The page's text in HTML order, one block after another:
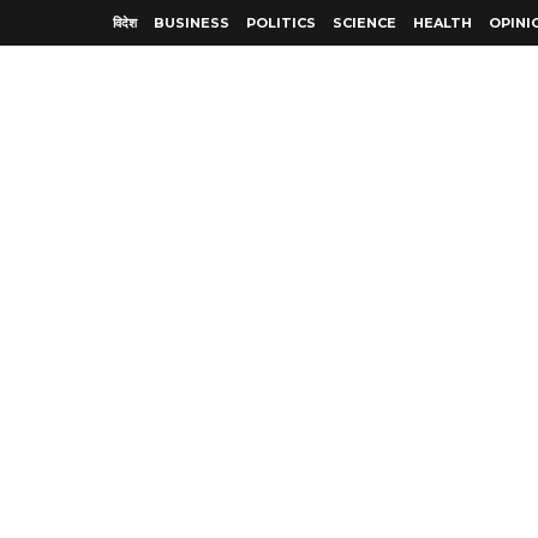
विदेश BUSINESS POLITICS SCIENCE HEALTH